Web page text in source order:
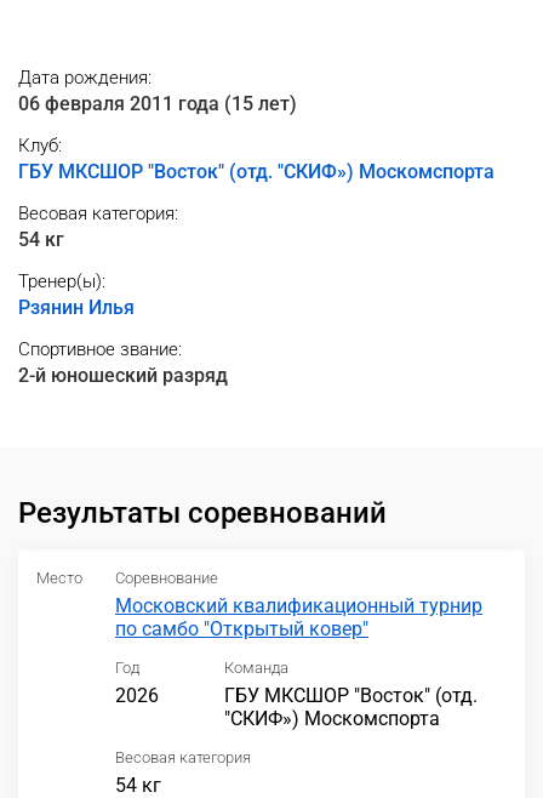
Дата рождения:
06 февраля 2011 года (15 лет)
Клуб:
ГБУ МКСШОР "Восток" (отд. "СКИФ») Москомспорта
Весовая категория:
54 кг
Тренер(ы):
Рзянин Илья
Спортивное звание:
2-й юношеский разряд
Результаты соревнований
Место Соревнование
Московский квалификационный турнир
по самбо "Открытый ковер"
Год
2026
Команда
ГБУ МКСШОР "Восток" (отд.
"СКИФ») Москомспорта
Весовая категория
54 кг